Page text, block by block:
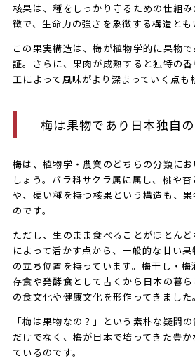
核果は、種をしっかり守るための仕組
徴で、生命力の強さを象徴する構造とも
この果実構造は、梅が植物学的に果物
証。さらに、果肉が成熟すると独特の
工によって風味がより深まっていく点も
梅は果物であり日本独自
梅は、植物学・農業のどちらの分類に
しょう。バラ科サクラ属に属し、桃や
や、硬い種を持つ核果という構造も、
のです。
ただし、生のまま食べることがほとん
によって活かす点から、一般的な甘い
の立ち位置を持っています。梅干し・
存食や発酵食として古くから日本の暮
の食文化や健康文化を形作ってきました
「梅は果物なの？」という素朴な疑問
だけでなく、梅が日本で培ってきた豊
ているのです。